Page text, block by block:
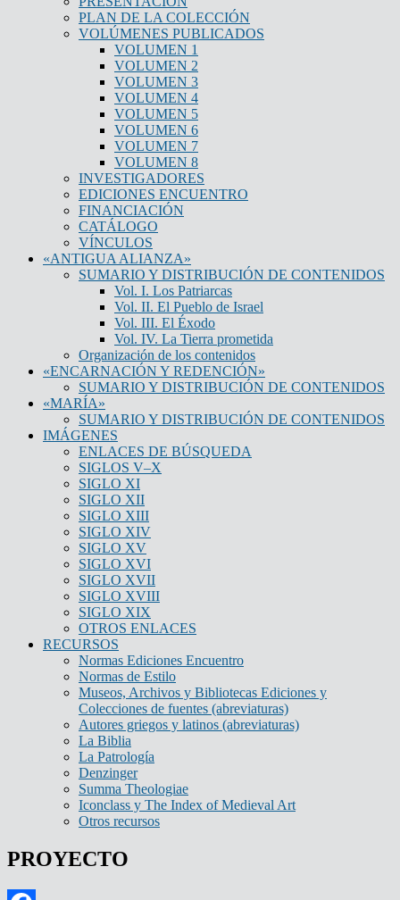
PLAN DE LA COLECCIÓN
VOLÚMENES PUBLICADOS
VOLUMEN 1
VOLUMEN 2
VOLUMEN 3
VOLUMEN 4
VOLUMEN 5
VOLUMEN 6
VOLUMEN 7
VOLUMEN 8
INVESTIGADORES
EDICIONES ENCUENTRO
FINANCIACIÓN
CATÁLOGO
VÍNCULOS
«ANTIGUA ALIANZA»
SUMARIO Y DISTRIBUCIÓN DE CONTENIDOS
Vol. I. Los Patriarcas
Vol. II. El Pueblo de Israel
Vol. III. El Éxodo
Vol. IV. La Tierra prometida
Organización de los contenidos
«ENCARNACIÓN Y REDENCIÓN»
SUMARIO Y DISTRIBUCIÓN DE CONTENIDOS
«MARÍA»
SUMARIO Y DISTRIBUCIÓN DE CONTENIDOS
IMÁGENES
ENLACES DE BÚSQUEDA
SIGLOS V–X
SIGLO XI
SIGLO XII
SIGLO XIII
SIGLO XIV
SIGLO XV
SIGLO XVI
SIGLO XVII
SIGLO XVIII
SIGLO XIX
OTROS ENLACES
RECURSOS
Normas Ediciones Encuentro
Normas de Estilo
Museos, Archivos y Bibliotecas Ediciones y
Colecciones de fuentes (abreviaturas)
Autores griegos y latinos (abreviaturas)
La Biblia
La Patrología
Denzinger
Summa Theologiae
Iconclass y The Index of Medieval Art
Otros recursos
PROYECTO